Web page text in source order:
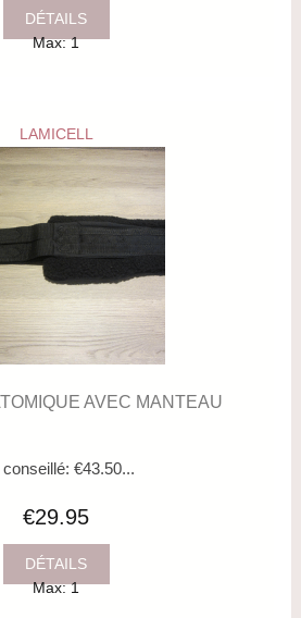
DÉTAILS
Max: 1
LAMICELL
AVEC MANTEAU
conseillé: €43.50...
€29.95
DÉTAILS
Max: 1